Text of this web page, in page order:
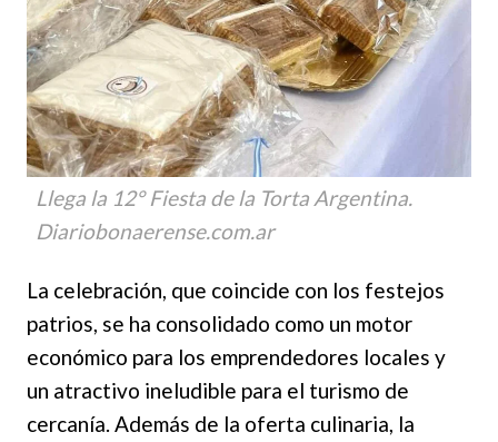
Llega la 12° Fiesta de la Torta Argentina.
Diariobonaerense.com.ar
La celebración, que coincide con los festejos
patrios, se ha consolidado como un motor
económico para los emprendedores locales y
un atractivo ineludible para el turismo de
cercanía. Además de la oferta culinaria, la